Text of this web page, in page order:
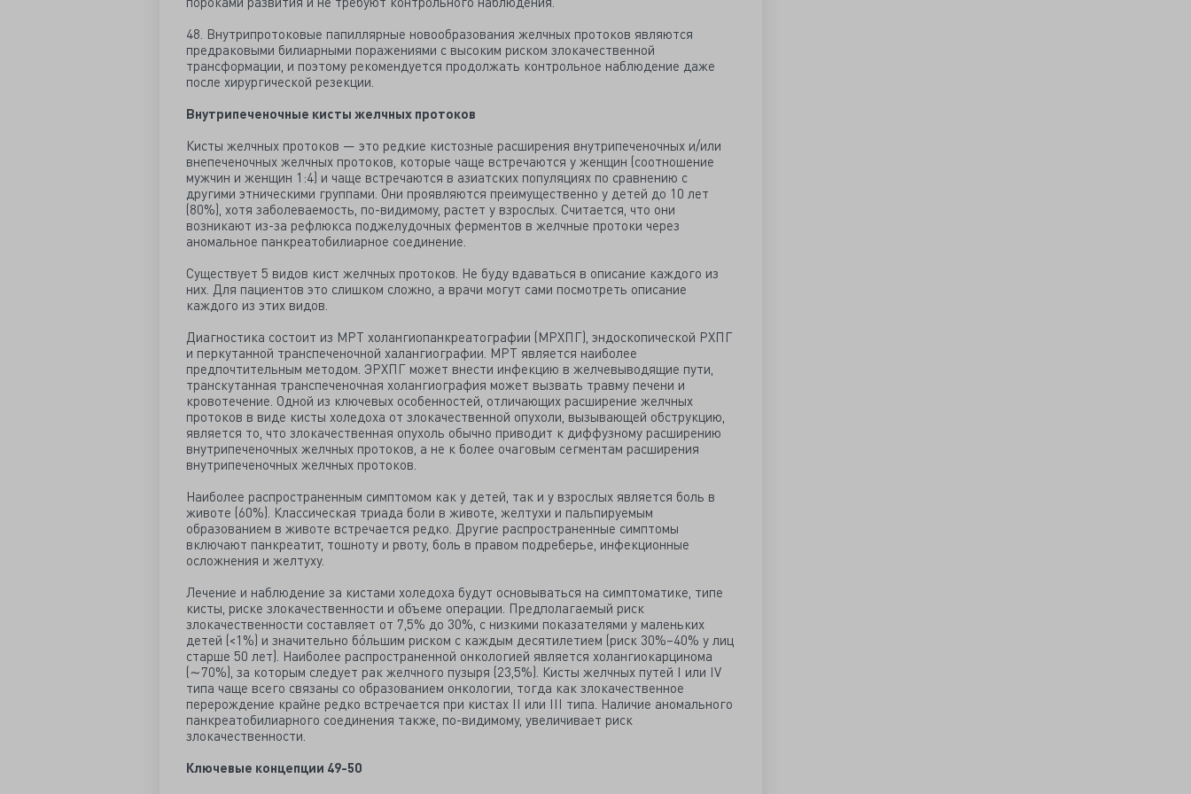
48. Внутрипротоковые папиллярные новообразования желчных протоков являются
предраковыми билиарными поражениями с высоким риском злокачественной
трансформации, и поэтому рекомендуется продолжать контрольное наблюдение даже
после хирургической резекции.
Внутрипеченочные кисты желчных протоков
Кисты желчных протоков — это редкие кистозные расширения внутрипеченочных и/или
внепеченочных желчных протоков, которые чаще встречаются у женщин (соотношение
мужчин и женщин 1:4) и чаще встречаются в азиатских популяциях по сравнению с
другими этническими группами. Они проявляются преимущественно у детей до 10 лет
(80%), хотя заболеваемость, по-видимому, растет у взрослых. Считается, что они
возникают из-за рефлюкса поджелудочных ферментов в желчные протоки через
аномальное панкреатобилиарное соединение.
Существует 5 видов кист желчных протоков. Не буду вдаваться в описание каждого из
них. Для пациентов это слишком сложно, а врачи могут сами посмотреть описание
каждого из этих видов.
Диагностика состоит из МРТ холангиопанкреатографии (МРХПГ), эндоскопической РХПГ
и перкутанной транспеченочной халангиографии. МРТ является наиболее
предпочтительным методом. ЭРХПГ может внести инфекцию в желчевыводящие пути,
транскутанная транспеченочная холангиография может вызвать травму печени и
кровотечение. Одной из ключевых особенностей, отличающих расширение желчных
протоков в виде кисты холедоха от злокачественной опухоли, вызывающей обструкцию,
является то, что злокачественная опухоль обычно приводит к диффузному расширению
внутрипеченочных желчных протоков, а не к более очаговым сегментам расширения
внутрипеченочных желчных протоков.
Наиболее распространенным симптомом как у детей, так и у взрослых является боль в
животе (60%). Классическая триада боли в животе, желтухи и пальпируемым
образованием в животе встречается редко. Другие распространенные симптомы
включают панкреатит, тошноту и рвоту, боль в правом подреберье, инфекционные
осложнения и желтуху.
Лечение и наблюдение за кистами холедоха будут основываться на симптоматике, типе
кисты, риске злокачественности и объеме операции. Предполагаемый риск
злокачественности составляет от 7,5% до 30%, с низкими показателями у маленьких
детей (<1%) и значительно бóльшим риском с каждым десятилетием (риск 30%–40% у лиц
старше 50 лет). Наиболее распространенной онкологией является холангиокарцинома
(∼70%), за которым следует рак желчного пузыря (23,5%). Кисты желчных путей I или IV
типа чаще всего связаны со образованием онкологии, тогда как злокачественное
перерождение крайне редко встречается при кистах II или III типа. Наличие аномального
панкреатобилиарного соединения также, по-видимому, увеличивает риск
злокачественности.
Ключевые концепции 49-50